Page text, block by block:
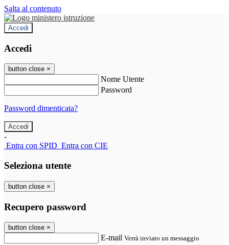
Salta al contenuto
Accedi
Accedi
button close ×
Nome Utente
Password
Password dimenticata?
-
Entra con SPID Entra con CIE
Seleziona utente
button close ×
Recupero password
button close ×
E-mail Verrà inviato un messaggio